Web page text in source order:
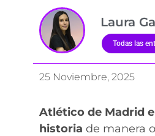
Laura
Todas las
25 Noviembre, 2025
Atlético de Madrid
historia de manera